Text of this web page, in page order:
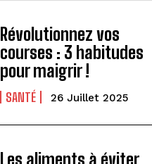
Révolutionnez vos
courses : 3 habitudes
pour maigrir !
SANTÉ 26 Juillet 2025
Les aliments à éviter